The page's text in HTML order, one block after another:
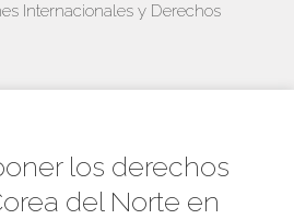
Internacionales y Derechos
los derechos
del Norte en